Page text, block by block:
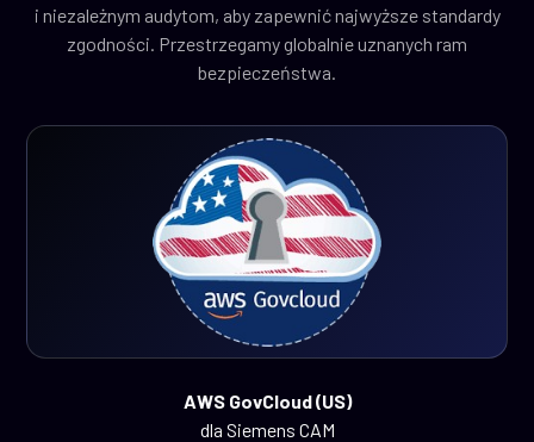
i niezależnym audytom, aby zapewnić najwyższe standardy
zgodności. Przestrzegamy globalnie uznanych ram
bezpieczeństwa.
AWS GovCloud (US)
dla Siemens CAM